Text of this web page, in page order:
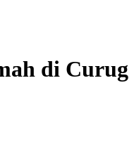
di Curug